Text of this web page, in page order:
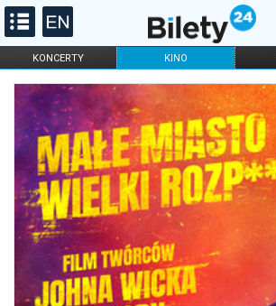
KONCERTY KINO
FILHARMONIA OPERA I BALET
DLA DZIECI
ONLINE